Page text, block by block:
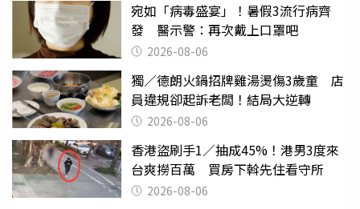
宛如「病毒盛宴」！暑假3流行病齊
發 醫示警：再次戴上口罩吧
2026-08-06
獨／德朗火鍋招牌雞湯燙傷3歲童 店
員違規卻起訴老闆！結局大逆轉
2026-08-06
香港盜刷手1／抽成45%！港男3度來
台爽撈百萬 買房下斡先住看守所
2026-08-06